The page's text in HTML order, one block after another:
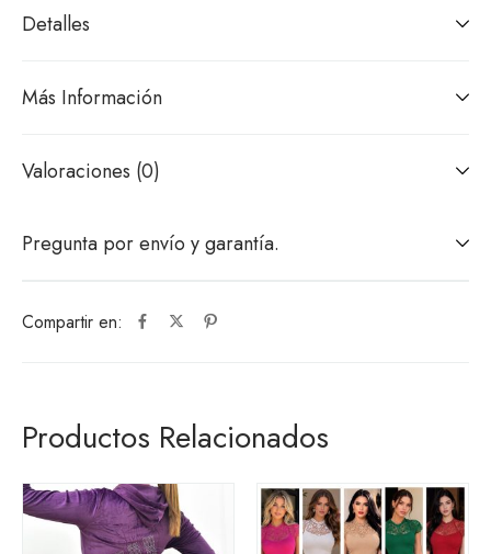
Compartir en:
Detalles
Más Información
Valoraciones (0)
Pregunta por envío y garantía.
Productos Relacionados